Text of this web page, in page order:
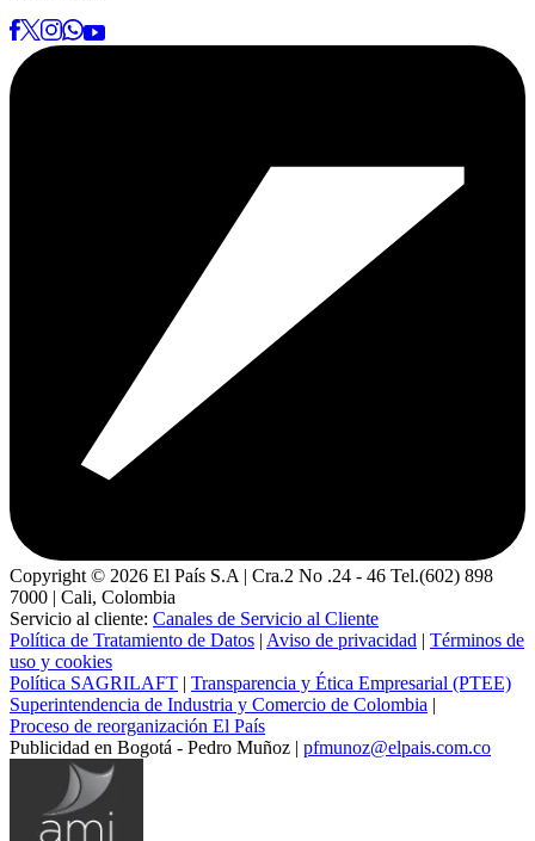
Copyright © 2026 El País S.A | Cra.2 No .24 - 46 Tel.(602) 898
7000 | Cali, Colombia
Servicio al cliente: Canales de Servicio al Cliente
Política de Tratamiento de Datos | Aviso de privacidad | Términos de
uso y cookies
Política SAGRILAFT | Transparencia y Ética Empresarial (PTEE)
Superintendencia de Industria y Comercio de Colombia |
Proceso de reorganización El País
Publicidad en Bogotá - Pedro Muñoz | pfmunoz@elpais.com.co